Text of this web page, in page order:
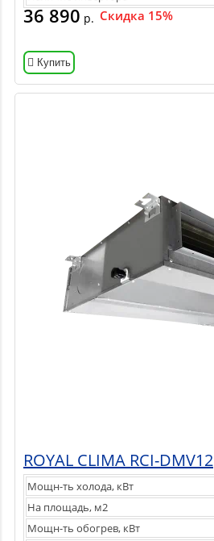
36 890 р. Скидка 15%
Купить
ROYAL CLIMA RCI-DMV12
Мощн-ть холода, кВт
На площадь, м2
Мощн-ть обогрев, кВт